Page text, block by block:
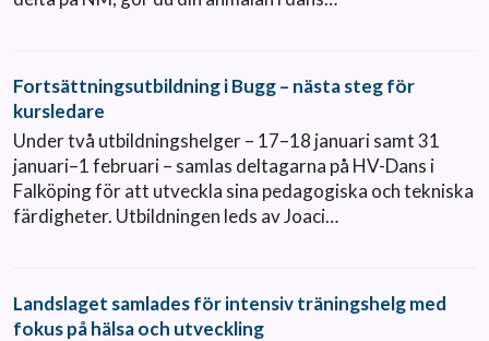
Fortsättningsutbildning i Bugg – nästa steg för
kursledare
Under två utbildningshelger – 17–18 januari samt 31
januari–1 februari – samlas deltagarna på HV-Dans i
Falköping för att utveckla sina pedagogiska och tekniska
färdigheter. Utbildningen leds av Joaci…
Landslaget samlades för intensiv träningshelg med
fokus på hälsa och utveckling